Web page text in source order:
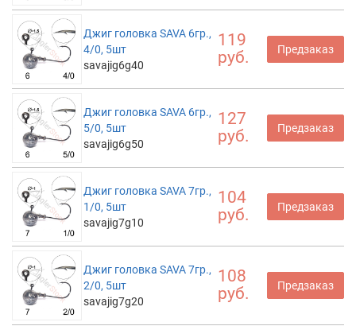
Джиг головка SAVA 6гр.,
4/0, 5шт
savajig6g40
119
руб.
Предзаказ
Джиг головка SAVA 6гр.,
5/0, 5шт
savajig6g50
127
руб.
Предзаказ
Джиг головка SAVA 7гр.,
1/0, 5шт
savajig7g10
104
руб.
Предзаказ
Джиг головка SAVA 7гр.,
2/0, 5шт
savajig7g20
108
руб.
Предзаказ